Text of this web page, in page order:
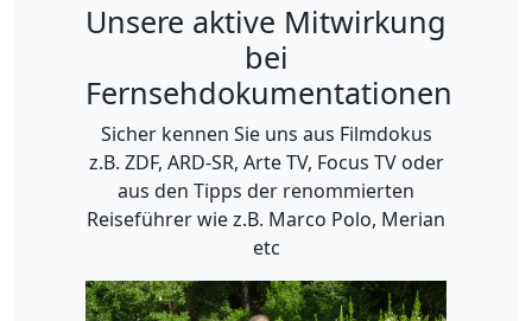
Unsere aktive Mitwirkung
bei
Fernsehdokumentationen
Sicher kennen Sie uns aus Filmdokus
z.B. ZDF, ARD-SR, Arte TV, Focus TV oder
aus den Tipps der renommierten
Reiseführer wie z.B. Marco Polo, Merian
etc